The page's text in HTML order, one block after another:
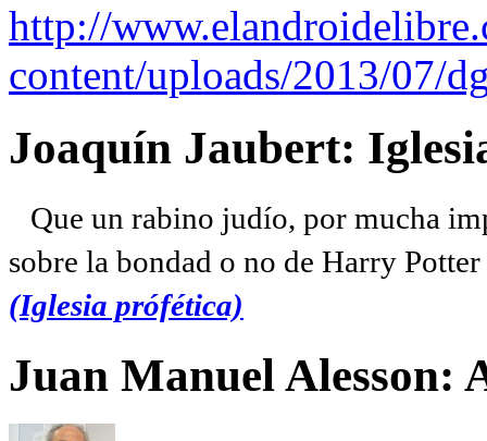
http://
content/uploads/2013/07/
Joaquín Jaubert:
Que un rabino judío, por mucha
sobre la bondad o no de Harry
(Iglesia prófética)
Juan Manuel Alesson: